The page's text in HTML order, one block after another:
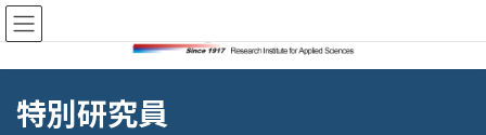
コ
ン
ン
ナ
ビ
ー
特別研究員